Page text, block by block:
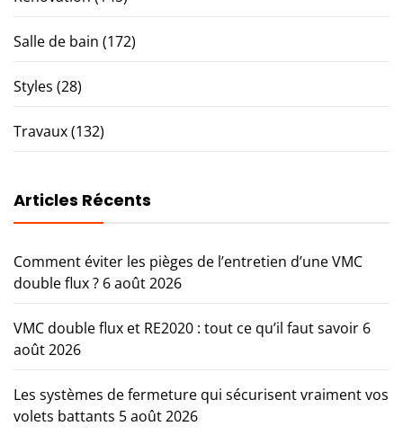
Salle de bain (172)
Styles (28)
Travaux(132)
Articles Récents
Comment éviter les pièges de l’entretien d’une VMC
double flux ? 6 août 2026
VMC double flux et RE2020 : tout ce qu’il faut savoir 6
août 2026
Les systèmes de fermeture qui sécurisent vraiment vos
volets battants 5 août 2026